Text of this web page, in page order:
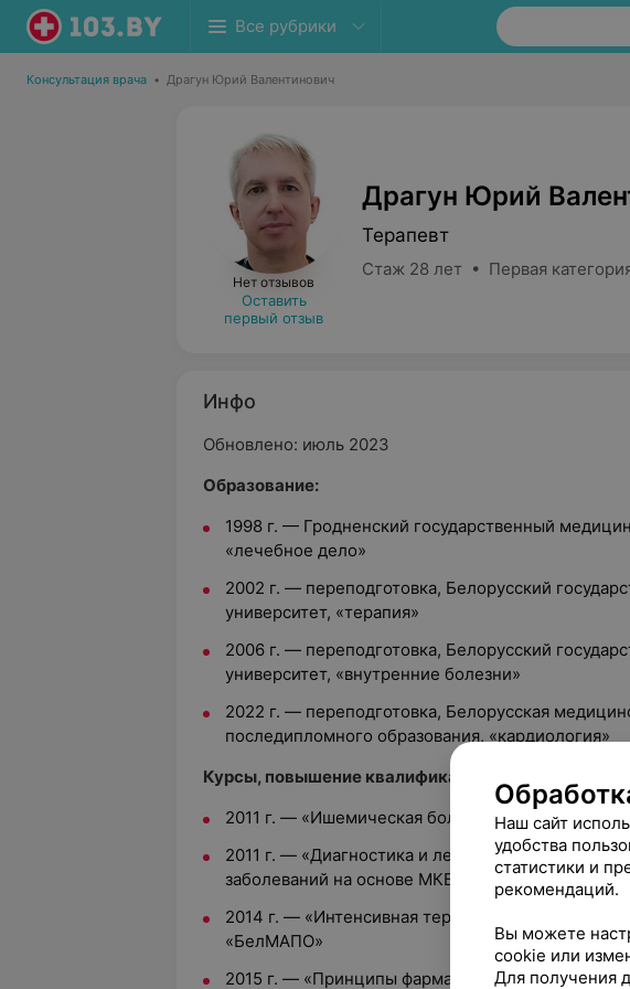
Все рубрики
Консультация врача • Драгун Юрий Валентинович
Нет отзывов
Оставить
первый отзыв
Драгун Юрий
Терапевт
Стаж 28 лет • Первая
Инфо
Обновлено: июль 2023
Образование:
1998 г. — Гродненский государственный
«лечебное дело»
2002 г. — переподготовка, Белорусский
университет, «терапия»
2006 г. — переподготовка, Белорусский
университет, «внутренние болезни»
2022 г. — переподготовка, Белорусская
последипломного образования, «кардиология»
Курсы, повышение квалификации:
2011 г. — «Ишемическая болезнь сердца», ГУО
2011 г. — «Диагностика и лечение
заболеваний на основе МКБ-10», ГУО «БелМАПО»
2014 г. — «Интенсивная терапия полиорганной
«БелМАПО»
2015 г. — «Принципы фармакотерапии и
Наш сайт
удобства
статистики и
рекомендаций.
Вы можете
cookie или
Для получения